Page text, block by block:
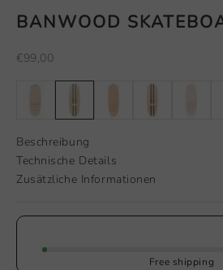
BANWOOD
Angebot
€99,00
Beschreibung
Technische Details
Zusätzliche Informationen
Free shipping